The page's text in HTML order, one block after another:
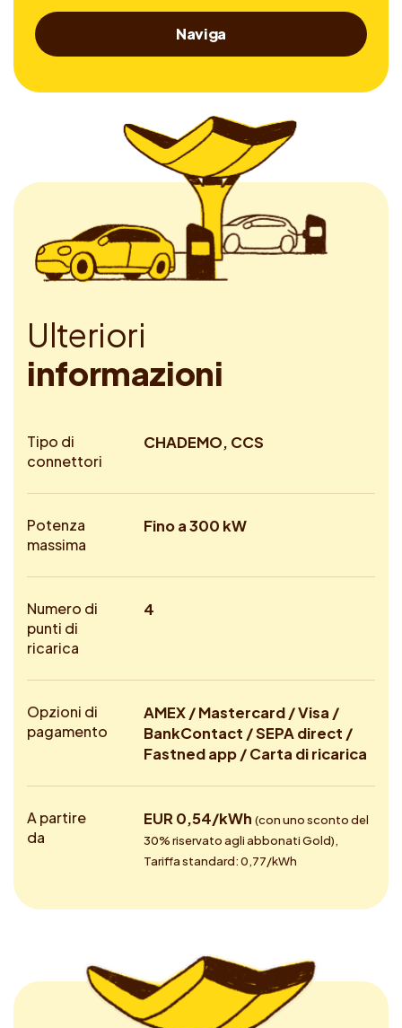
Naviga
Ulteriori
informazioni
Tipo di
connettori
CHADEMO, CCS
Potenza
massima
Fino a 300 kW
Numero di
punti di
ricarica
4
Opzioni di
pagamento
AMEX / Mastercard / Visa /
BankContact / SEPA direct /
Fastned app / Carta di ricarica
A partire
da
EUR 0,54/kWh (con uno sconto del
30% riservato agli abbonati Gold),
Tariffa standard: 0,77/kWh